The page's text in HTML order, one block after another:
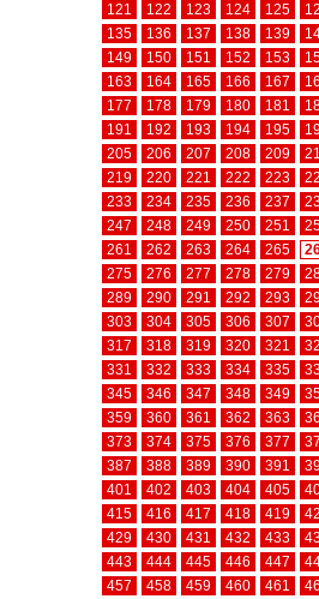
121
122 123 124 125
135
136 137 138 139
149
150 151 152 153
163
164 165 166 167
177
178 179 180 181
191
192 193 194 195
205
206 207 208 209
219
220 221 222 223
233
234 235 236 237
247
248 249 250 251
261
262 263 264 265
275
276 277 278 279
289
290 291 292 293
303
304 305 306 307
317
318 319 320 321
331
332 333 334 335
345
346 347 348 349
359
360 361 362 363
373
374 375 376 377
387
388 389 390 391
401
402 403 404 405
415
416 417 418 419
429
430 431 432 433
443
444 445 446 447
457
458 459 460 461